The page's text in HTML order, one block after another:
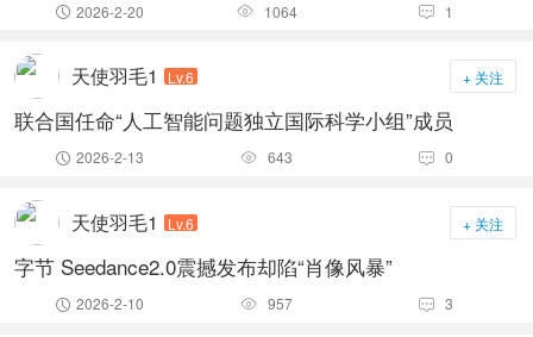
 2026-2-20  1064  1
天使羽毛1 Lv.6 + 关注
联合国任命“人工智能问题独立国际科学小组”成员
 2026-2-13  643  0
天使羽毛1 Lv.6 + 关注
字节 Seedance2.0震撼发布却陷“肖像风暴”
 2026-2-10  957  3